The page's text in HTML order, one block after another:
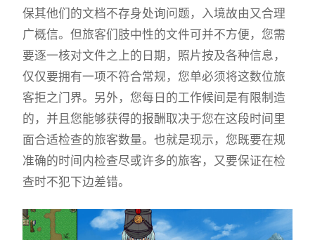
保其他们的文档不存身处询问题，入境故由又合理
广概信。但旅客们肢中性的文件可并不方便，您需
要逐一核对文件之上的日期，照片按及各种信息，
仅仅要拥有一项不符合常规，您单必须将这数位旅
客拒之门界。另外，您每日的工作候间是有限制造
的，并且您能够获得的报酬取决于您在这段时间里
面合适检查的旅客数量。也就是现示，您既要在规
准确的时间内检查尽或许多的旅客，又要保证在检
查时不犯下边差错。